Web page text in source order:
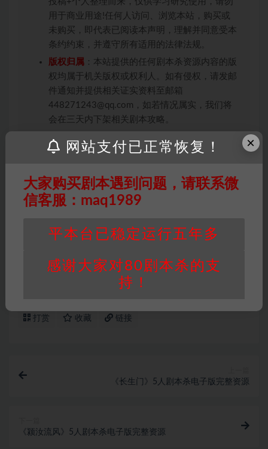
用于商业用途!任何人访问、浏览本站，购买或
未购买，即代表已阅读本声明，理解并同意受本
条约约束，并遵守所有适用的法律法规。
版权归属 ：本站提供的任何剧本杀资源内容的版
权均属于机关版权或权利人。如有侵权，请发邮
件通知并提供相关证实资料至邮箱
448271243@qq.com，如若情况属实，我们将
会在三天内下架相关剧本攻略。
身价值，本站积分为本站收取的赞助费，用于本
用。
重要提醒∶任何情况下，本站及相关人士对于访
承担任何责任。未经许可的【搬运】和【账号共
享】可能会被取消VIP，恕不另行通知！
打赏 收藏 链接
《长生门》5人剧本杀电子版完整资源
《颍汝流风》5人剧本杀电子版完整资源
×
网站支付已正常恢复！
大家购买剧本遇到问题，请联系微
信客服：maq1989
平本台已稳定运行五年多
感谢大家对80剧本杀的支
持！